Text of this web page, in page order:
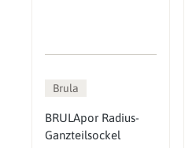
Brula
BRULApor Radius-
Ganzteilsockel